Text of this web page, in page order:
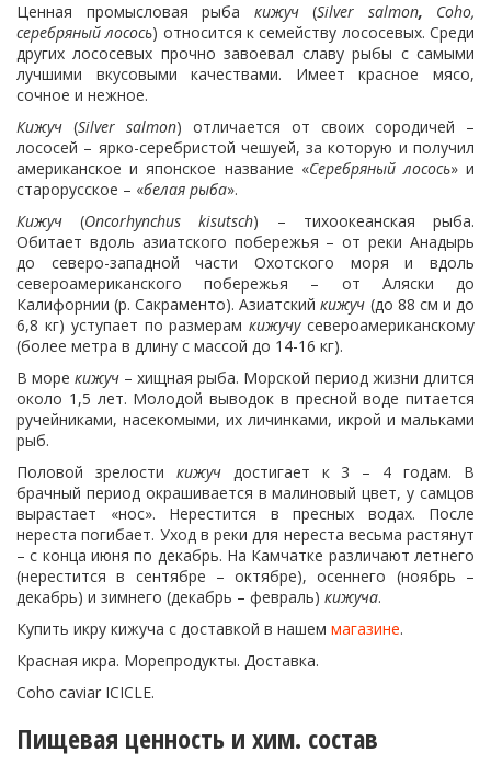
Ценная промысловая рыба кижуч (Silver salmon, Coho,
серебряный лосось) относится к семейству лососевых. Среди
других лососевых прочно завоевал славу рыбы с самыми
лучшими вкусовыми качествами. Имеет красное мясо,
сочное и нежное.
Кижуч (Silver salmon) отличается от своих сородичей –
лососей – ярко-серебристой чешуей, за которую и получил
американское и японское название «Серебряный лосось» и
старорусское – «белая рыба».
Кижуч (Oncorhynchus kisutsch) – тихоокеанская рыба.
Обитает вдоль азиатского побережья – от реки Анадырь
до северо-западной части Охотского моря и вдоль
североамериканского побережья – от Аляски до
Калифорнии (р. Сакраменто). Азиатскийкижуч (до 88 см и до
6,8 кг) уступает по размерамкижучусевероамериканскому
(более метра в длину с массой до 14-16 кг).
В море кижуч – хищная рыба. Морской период жизни длится
около 1,5 лет. Молодой выводок в пресной воде питается
ручейниками, насекомыми, их личинками, икрой и мальками
рыб.
Половой зрелости кижучдостигает к 3 – 4 годам. В
брачный период окрашивается в малиновый цвет, у самцов
вырастает «нос». Нерестится в пресных водах. После
нереста погибает. Уход в реки для нереста весьма растянут
– с конца июня по декабрь. На Камчатке различают летнего
(нерестится в сентябре – октябре), осеннего (ноябрь –
декабрь) и зимнего (декабрь – февраль) кижуча.
Купить икру кижуча с доставкой в нашем магазине.
Красная икра. Морепродукты. Доставка.
Coho caviar ICICLE.
Пищевая ценность и хим. состав